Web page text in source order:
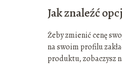
Jak znaleźć
Żeby zmienić cenę
na swoim profilu
produktu, zobaczysz